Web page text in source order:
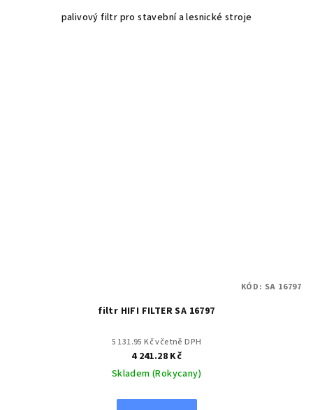
palivový filtr pro stavební a lesnické stroje
filtr HIFI FILTER SA 16797
5 131.95 Kč včetně DPH
4 241.28 Kč
Skladem (Rokycany)
KÓD: SA 16797